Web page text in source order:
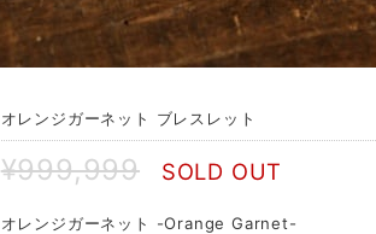
オレンジガーネット ブレスレット
¥999,999 SOLD OUT
オレンジガーネット -Orange Garnet-